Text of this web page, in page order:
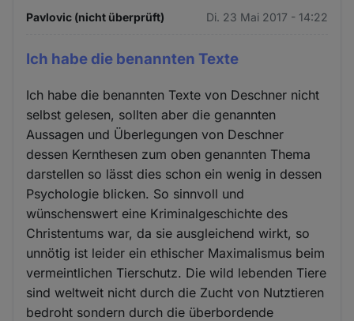
Pavlovic (nicht überprüft) Di. 23 Mai 2017 - 14:22
Ich habe die benannten Texte
Ich habe die benannten Texte von Deschner nicht
selbst gelesen, sollten aber die genannten
Aussagen und Überlegungen von Deschner
dessen Kernthesen zum oben genannten Thema
darstellen so lässt dies schon ein wenig in dessen
Psychologie blicken. So sinnvoll und
wünschenswert eine Kriminalgeschichte des
Christentums war, da sie ausgleichend wirkt, so
unnötig ist leider ein ethischer Maximalismus beim
vermeintlichen Tierschutz. Die wild lebenden Tiere
sind weltweit nicht durch die Zucht von Nutztieren
bedroht sondern durch die überbordende